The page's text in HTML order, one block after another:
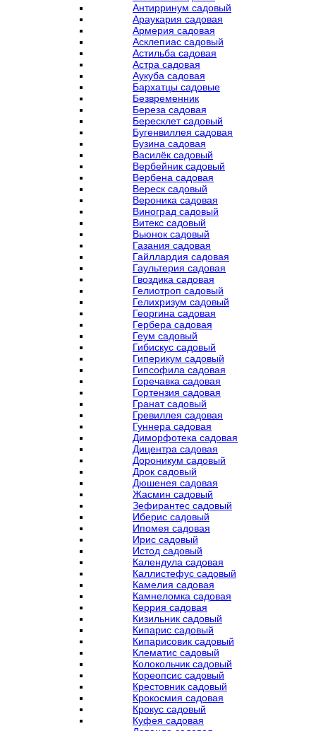
Антирринум садовый
Араукария садовая
Армерия садовая
Асклепиас садовый
Астильба садовая
Астра садовая
Аукуба садовая
Бархатцы садовые
Безвременник
Береза садовая
Бересклет садовый
Бугенвиллея садовая
Бузина садовая
Василёк садовый
Вербейник садовый
Вербена садовая
Вереск садовый
Вероника садовая
Виноград садовый
Витекс садовый
Вьюнок садовый
Газания садовая
Гайллардия садовая
Гаультерия садовая
Гвоздика садовая
Гелиотроп садовый
Гелихризум садовый
Георгина садовая
Гербера садовая
Геум садовый
Гибискус садовый
Гиперикум садовый
Гипсофила садовая
Горечавка садовая
Гортензия садовая
Гранат садовый
Гревиллея садовая
Гуннера садовая
Диморфотека садовая
Дицентра садовая
Дороникум садовый
Дрок садовый
Дюшенея садовая
Жасмин садовый
Зефирантес садовый
Иберис садовый
Ипомея садовая
Ирис садовый
Истод садовый
Календула садовая
Каллистефус садовый
Камелия садовая
Камнеломка садовая
Керрия садовая
Кизильник садовый
Кипарис садовый
Кипарисовик садовый
Клематис садовый
Колокольчик садовый
Кореопсис садовый
Крестовник садовый
Крокосмия садовая
Крокус садовый
Куфея садовая